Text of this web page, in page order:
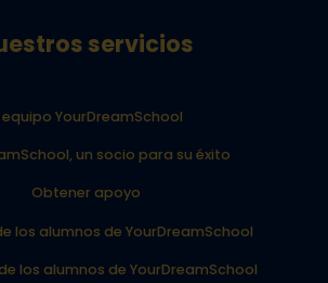
servicios
equipo YourDreamSchool
un socio para su éxito
Obtener apoyo
los alumnos de YourDreamSchool
los alumnos de YourDreamSchool